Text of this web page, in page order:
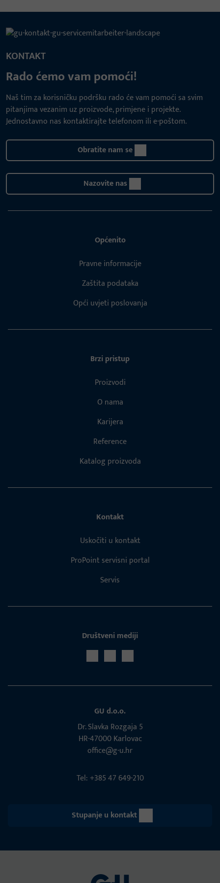
KONTAKT
Rado ćemo vam pomoći!
Naš tim za korisničku podršku rado će vam pomoći sa svim
pitanjima vezanim uz proizvode, primjene i projekte.
Jednostavno nas kontaktirajte telefonom ili e-poštom.
Obratite nam se
Nazovite nas
Općenito
Pravne informacije
Zaštita podataka
Opći uvjeti poslovanja
Brzi pristup
Proizvodi
O nama
Karijera
Reference
Katalog proizvoda
Kontakt
Uskočiti u kontakt
ProPoint servisni portal
Servis
Društveni mediji
GU d.o.o.
Dr. Slavka Rozgaja 5
HR-47000 Karlovac
office@g-u.hr
Tel: +385 47 649-210
Stupanje u kontakt